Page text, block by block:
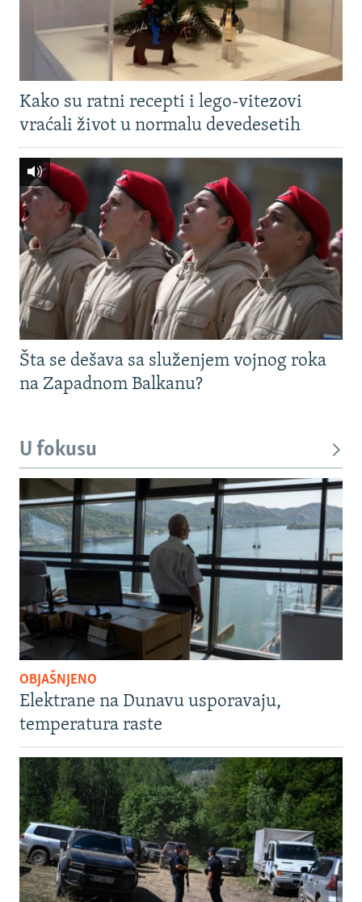
Kako su ratni recepti i lego-vitezovi
vraćali život u normalu devedesetih
Šta se dešava sa služenjem vojnog roka
na Zapadnom Balkanu?
U fokusu
OBJAŠNJENO
Elektrane na Dunavu usporavaju,
temperatura raste